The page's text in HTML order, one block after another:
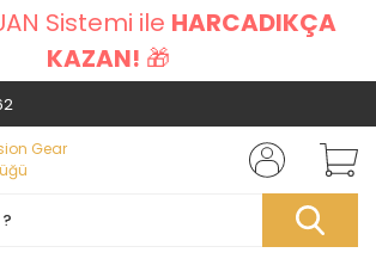
Sistemi ile HARCADIKÇA
KAZAN! 🎁